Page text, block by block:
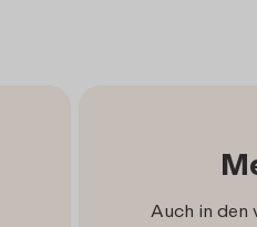
Auch in den